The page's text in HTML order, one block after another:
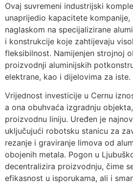
Ovaj suvremeni industrijski
unaprijedio kapacitete kompanije,
naglaskom na specijalizirane
i konstrukcije koje zahtijevaju
fleksibilnost. Namijenjen strojnoj
proizvodnji aluminijskih
elektrane, kao i dijelovima za iste.
Vrijednost investicije u Cernu
a ona obuhvaća izgradnju
proizvodnu liniju. Uređen je
uključujući robotsku stanicu za
rezanje i graviranje limova od
obojenih metala. Pogon u
decentralizira proizvodnju, čime
efikasnost u isporukama, ali i